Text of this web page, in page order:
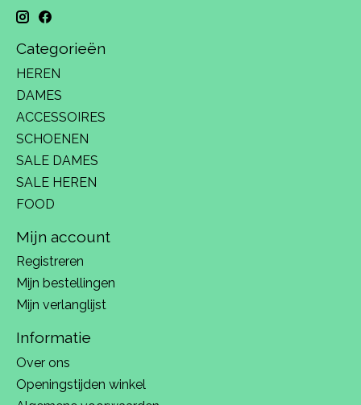
Categorieën
HEREN
DAMES
ACCESSOIRES
SCHOENEN
SALE DAMES
SALE HEREN
FOOD
Mijn account
Registreren
Mijn bestellingen
Mijn verlanglijst
Informatie
Over ons
Openingstijden winkel